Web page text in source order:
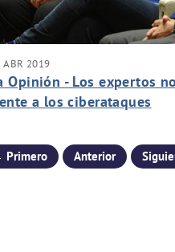
ABR 2019
Opinión - Los expertos
a los ciberataques
Anterior